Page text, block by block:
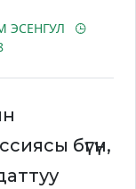
ЭСЕНГУЛ
бүгүн,